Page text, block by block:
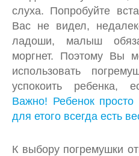
слуха. Попробуйте
Вас не видел,
ладоши, малыш
моргнет. Поэтому Вы
использовать
успокоить ребенка,
Важно! Ребенок просто
для етого всегда есть
К выбору погремушки